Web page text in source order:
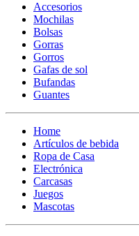
Accesorios
Mochilas
Bolsas
Gorras
Gorros
Gafas de sol
Bufandas
Guantes
Home
Artículos de bebida
Ropa de Casa
Electrónica
Carcasas
Juegos
Mascotas